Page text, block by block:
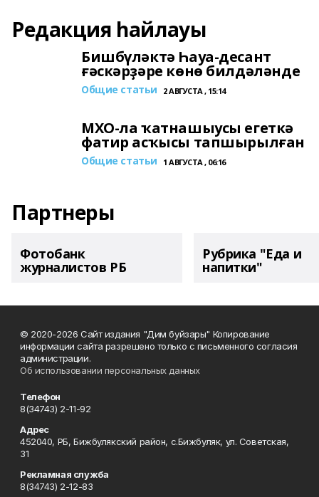
Редакция һайлауы
Бишбүләктә Һауа-десант
ғәскәрҙәре көнө билдәләнде
Общие статьи 2 АВГУСТА , 15:14
МХО-ла ҡатнашыусы егеткә
фатир асҡысы тапшырылған
Общие статьи 1 АВГУСТА , 06:16
Партнеры
Фотобанк
журналистов РБ
Рубрика "Еда и
напитки"
© 2020-2026 Сайт издания "Дим буйзары" Копирование
информации сайта разрешено только с письменного согласия
администрации.
Об использовании персональных данных
Телефон
8(34743) 2-11-92
Адрес
452040, РБ, Бижбулякский район, с.Бижбуляк, ул. Советская,
31
Рекламная служба
8(34743) 2-12-83